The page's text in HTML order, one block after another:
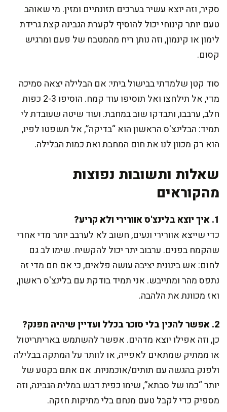
סקיר, וזה יוצא עשיר בערכים תזונתיים ומזין. מי שאוהב
טעם יותר קינוחי יכול להוסיף לקערת הגבינה קצת גרידת
לימון או קינמון, וזה נותן ריח מהמטבח של פעם ומרגיש
קסום.
סוד קטן שלמדתי בבישול ביתי: אם הבלילה יצאה סמיכה
מדי, אל תילחצו ואל תוסיפו עוד קמח. הוסיפו 2-3 כפות
חלב, ערבבו, ותבדקו שוב במחבת. ועוד שיטה שעובדת לי
תמיד: הבלינצ'ס הראשון הוא “בדיקה”, אל תשפטו לפיו,
הוא רק מכוון לנו את חום המחבת ואת כמות הבלילה.
שאלות ותשובות נפוצות
מהקוראים
1. איך יוצא בלינצ'ס אוורירי ולא קריע?
כדי שייצא אוורירי ונעים, חשוב לא לערבב יותר מדי אחרי
שהקמח בפנים. ערבוב יתר יכול להקשיח. שימו לב גם
לחום: אש בינונית יציבה עושה פלאים, כי אם חם מדי זה
נתפס מהר ומתייבש. אני תמיד בודקת עם בלינצ'ס ראשון,
ואז מכוונת את הלהבה.
2. אפשר להכין בלי סוכר בכלל ועדיין שיהיה מפנק?
כן, וזה אפילו יוצא מדהים. אפשר להשתמש באריתריטול
או ממתיק שמתאים לאפייה, או לוותר על המתקה בבלילה
ולפנק בהגשה עם תותים/אוכמניות. אם אתם בקטע של
יותר “כמו של סבתא”, שימו כפית דבש במלית הגבינה, וזה
מספיק כדי לקבל טעם מנחם בלי מתיקות חזקה.